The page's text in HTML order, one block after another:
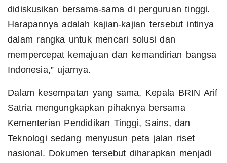
didiskusikan bersama-sama di perguruan tinggi.
Harapannya adalah kajian-kajian tersebut intinya
dalam rangka untuk mencari solusi dan
mempercepat kemajuan dan kemandirian bangsa
Indonesia,” ujarnya.
Dalam kesempatan yang sama, Kepala BRIN Arif
Satria mengungkapkan pihaknya bersama
Kementerian Pendidikan Tinggi, Sains, dan
Teknologi sedang menyusun peta jalan riset
nasional. Dokumen tersebut diharapkan menjadi